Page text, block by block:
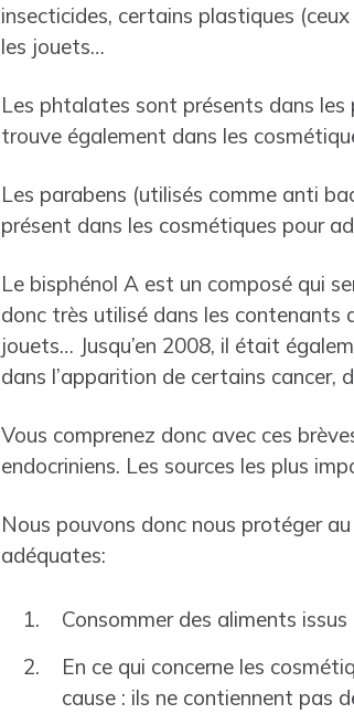
insecticides, certains plastiques
les jouets…
Les phtalates sont présents dans
trouve également dans les
Les parabens (utilisés comme anti
présent dans les cosmétiques pour
Le bisphénol A est un composé qui
donc très utilisé dans les contenants
jouets… Jusqu’en 2008, il était
dans l’apparition de certains cancer,
Vous comprenez donc avec ces
endocriniens. Les sources les plus
Nous pouvons donc nous protéger
adéquates:
Consommer des aliments issus
En ce qui concerne les
cause : ils ne contiennent pas